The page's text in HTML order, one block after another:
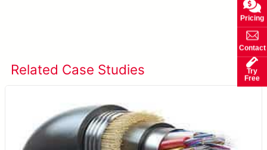
Related Case Studies ดูกรณีศึกษาทั้งหมด
Pricing
Contact
Try
Free